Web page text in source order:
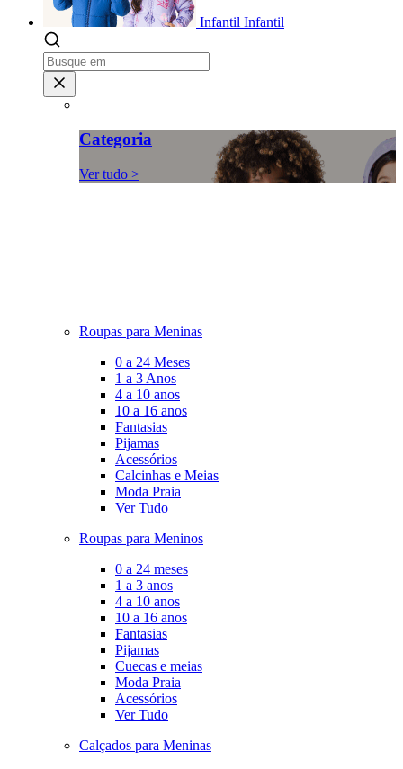
Infantil Infantil
Categoria
Ver tudo >
Roupas para Meninas
0 a 24 Meses
1 a 3 Anos
4 a 10 anos
10 a 16 anos
Fantasias
Pijamas
Acessórios
Calcinhas e Meias
Moda Praia
Ver Tudo
Roupas para Meninos
0 a 24 meses
1 a 3 anos
4 a 10 anos
10 a 16 anos
Fantasias
Pijamas
Cuecas e meias
Moda Praia
Acessórios
Ver Tudo
Calçados para Meninas